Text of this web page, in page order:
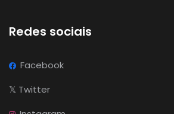
Redes sociais
Facebook
𝕏 Twitter